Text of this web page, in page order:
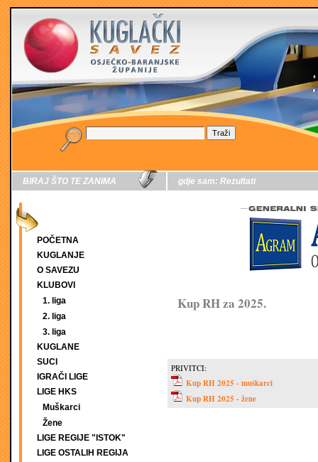
BIRAJ ŠTO TE ZANIMA
POČETNA
KUGLANJE
O SAVEZU
KLUBOVI
1. liga
2. liga
3. liga
KUGLANE
SUCI
IGRAČI LIGE
LIGE HKS
Muškarci
Žene
LIGE REGIJE "ISTOK"
LIGE OSTALIH REGIJA
gdje sam: Rezultati
Kup RH za 2025.
PRIVITCI:
Kup RH 2025 - muškarci
Kup RH 2025 - žene